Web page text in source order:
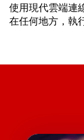
使用現代雲端連
在任何地方，執